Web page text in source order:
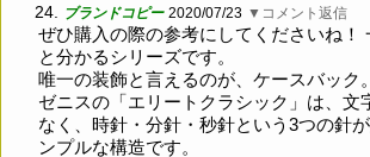
24. ブランドコピー 2020/07/23 ▼コメント返信
ぜひ購入の際の参考にしてくださいね！
と分かるシリーズです。
唯一の装飾と言えるのが、ケースバック。
ゼニスの「エリートクラシック」は、文
なく、時針・分針・秒針という3つの針
ンプルな構造です。